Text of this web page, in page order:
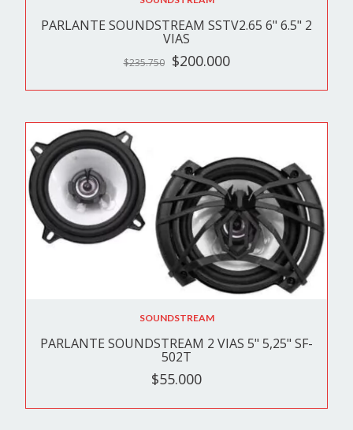
PARLANTE SOUNDSTREAM SSTV2.65 6" 6.5" 2
VIAS
$235.750 $200.000
SOUNDSTREAM
PARLANTE SOUNDSTREAM 2 VIAS 5" 5,25" SF-
502T
$55.000